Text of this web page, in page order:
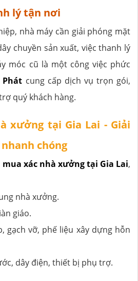
lý tận nơi
nhà máy cần giải phóng mặt
chuyền sản xuất, việc thanh lý
móc cũ là một công việc phức
Phát cung cấp dịch vụ trọn gói,
quý khách hàng.
xưởng tại Gia Lai - Giải
chóng
xác nhà xưởng tại Gia Lai,
nhà xưởng.
giáo.
gạch vỡ, phế liệu xây dựng hỗn
dây điện, thiết bị phụ trợ.